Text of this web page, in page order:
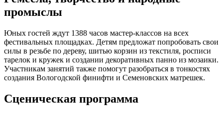
промыслы
Юных гостей ждут 1388 часов мастер-классов на всех
фестивальных площадках. Детям предложат попробовать свои
силы в резьбе по дереву, шитью корзин из текстиля, росписи
тарелок и кружек и создании декоративных панно из мозаики.
Участникам занятий также помогут разобраться в тонкостях
создания Вологодской финифти и Семеновских матрешек.
Сценическая программа